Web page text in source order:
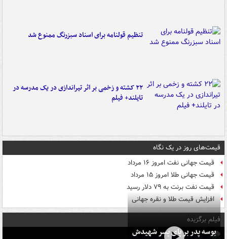
تنظیم قولنامه برای اسناد سبزرنگ ممنوع شد
۲۲ کشته و زخمی بر اثر تیراندازی در یک مدرسه در
تایلند+ فیلم
قیمت‌های روز در یک نگاه
قیمت جهانی نفت امروز ۱۶ مرداد
قیمت جهانی طلا امروز ۱۵ مرداد
قیمت نفت برنت به ۷۹ دلار رسید
افزایش قیمت طلا و نقره جهانی
فیلم برگزیده
بوسه‌ پدر بر پای پسر شهیدش